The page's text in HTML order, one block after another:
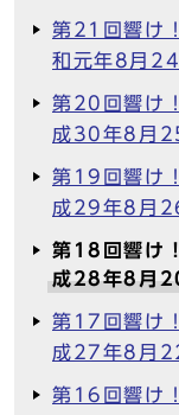
第21回響け
和元年8月24
第20回響け
成30年8月
第19回響け
成29年8月
第18回響け
成28年8月
第17回響け
成27年8月
第16回響け